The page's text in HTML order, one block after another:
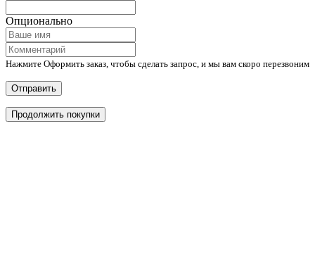
Опционально
Нажмите Оформить заказ, чтобы сделать запрос, и мы вам скоро перезвоним
Отправить
Продолжить покупки